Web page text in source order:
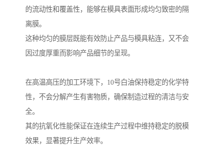
的流动性和覆盖性，能够在模具表面形成均匀致密的隔
离膜。
这种均匀的膜层既能有效防止产品与模具粘连，又不会
因过度厚重而影响产品细节的呈现。
在高温高压的加工环境下，10号白油保持稳定的化学特
性，不会分解产生有害物质，确保制造过程的清洁与安
全。
其的抗氧化性能保证在连续生产过程中维持稳定的脱模
效果，显著提升生产效率。